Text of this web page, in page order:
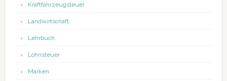
Kraftfahrzeugsteuer
Landwirtschaft
Lehrbuch
Lohnsteuer
Marken